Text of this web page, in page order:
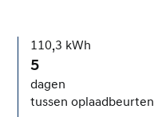
110,3 kWh
5
dagen
tussen oplaadbeurten